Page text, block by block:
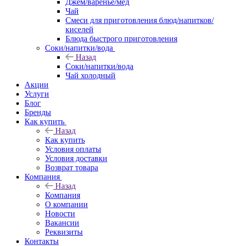
Джем/варенье/мед
Чай
Смеси для приготовления блюд/напитков/
киселей
Блюда быстрого приготовления
Соки/напитки/вода
Назад
Соки/напитки/вода
Чай холодный
Акции
Услуги
Блог
Бренды
Как купить
Назад
Как купить
Условия оплаты
Условия доставки
Возврат товара
Компания
Назад
Компания
О компании
Новости
Вакансии
Реквизиты
Контакты